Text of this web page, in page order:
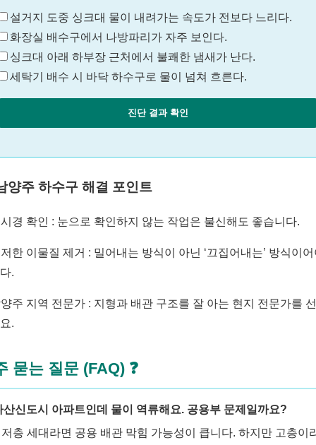
설거지 도중 싱크대 물이 내려가는 속도가 전보다 느리다.
화장실 배수구에서 나방파리가 자주 보인다.
싱크대 아래 하부장 근처에서 불쾌한 냄새가 난다.
세탁기 배수 시 바닥 하수구로 물이 넘쳐 흐른다.
진단 결과 확인
양주 하수구 해결 포인트
경 확인 : 눈으로 확인하지 않는 작업은 불신해도 좋습니다.
한 이물질 제거 : 밀어내는 방식이 아닌 ‘끄집어내는’ 방식이
.
주 지역 전문가 : 지형과 배관 구조를 잘 아는 현지 전문가를
.
묻는 질문 (FAQ) ❓
산신도시 아파트인데 물이 역류해요. 공용부 문제일까요?
층 세대라면 공용 배관 막힘 가능성이 큽니다. 하지만 고층이